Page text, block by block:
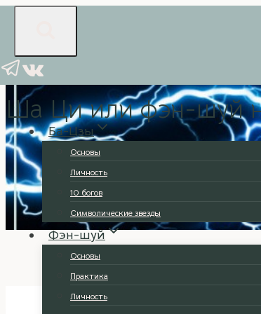
содержимому
Ба-Цзы
Основы
Личность
10 богов
Символические звезды
Фэн-шуй
Основы
Практика
Личность
Основы
Ша Ци или фэн-шуй